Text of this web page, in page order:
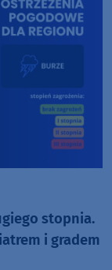
stopnia.
i gradem